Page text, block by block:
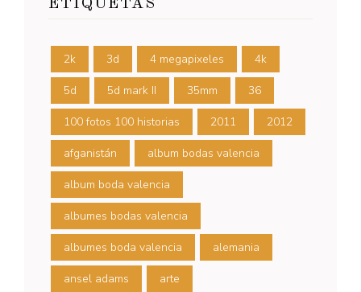
ETIQUETAS
2k 3d 4 megapixeles 4k
5d 5d mark II 35mm 36
100 fotos 100 historias 2011 2012
afganistán album bodas valencia
album boda valencia
albumes bodas valencia
albumes boda valencia alemania
ansel adams arte